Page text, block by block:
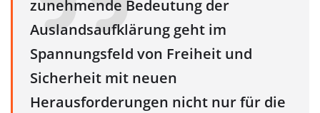
zunehmende Bedeutung der
Auslandsaufklärung geht im
Spannungsfeld von Freiheit und
Sicherheit mit neuen
Herausforderungen nicht nur für die